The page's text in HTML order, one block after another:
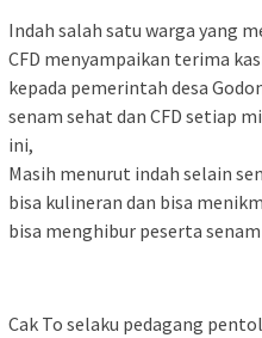
Indah salah satu warga yang
CFD menyampaikan terima
kepada pemerintah desa
senam sehat dan CFD setiap
ini,
Masih menurut indah selain
bisa kulineran dan bisa
bisa menghibur peserta
Cak To selaku pedagang